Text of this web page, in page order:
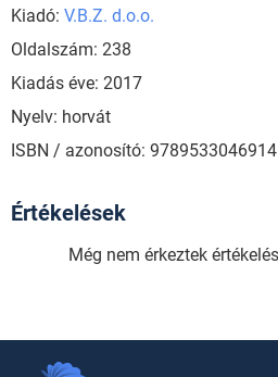
Kiadó: V.B.Z. d.o.o.
Oldalszám: 238
Kiadás éve: 2017
Nyelv: horvát
ISBN / azonosító: 9789533046914
Értékelések
Még nem érkeztek